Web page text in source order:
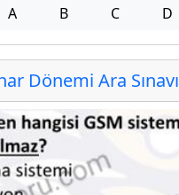
A B C D
Dönemi Ara Sınavı